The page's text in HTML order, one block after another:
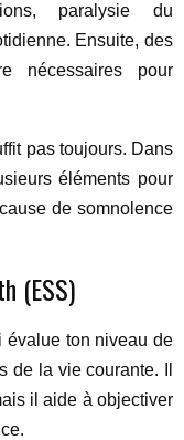
paralysie du
Ensuite, des
nécessaires pour
pas toujours. Dans
éléments pour
de somnolence
(ESS)
évalue ton niveau de
de la vie courante. Il
il aide à objectiver